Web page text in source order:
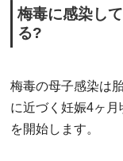
梅毒に感染し
る?
梅毒の母子感染は
に近づく妊娠4ヶ
を開始します。